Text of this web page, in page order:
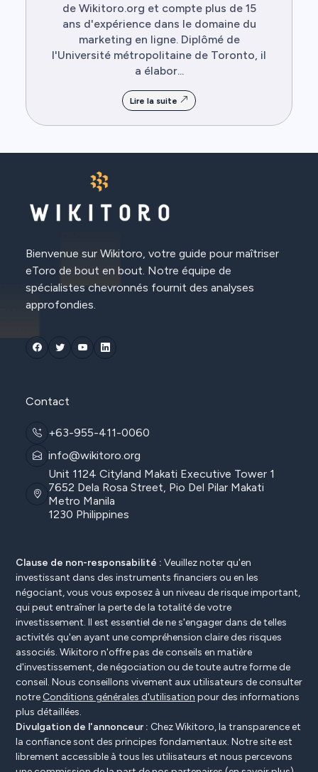
de Wikitoro.org et compte plus de 15
ans d'expérience dans le domaine du
marketing en ligne. Diplômé de
l'Université métropolitaine de Toronto, il
a élabor...
Lire la suite
Bienvenue sur Wikitoro, votre guide pour maîtriser
eToro de bout en bout. Notre équipe de
spécialistes chevronnés fournit des analyses
approfondies.
Contact
+63-955-411-0060
info@wikitoro.org
Unit 1124 Cityland Makati Executive Tower 1
7652 Dela Rosa Street, Pio Del Pilar Makati
Metro Manila
1230 Philippines
Clause de non-responsabilité : Veuillez noter qu'en
investissant dans des instruments financiers ou en les
négociant, vous vous exposez à un niveau de risque important,
qui peut entraîner la perte de la totalité de votre
investissement. Il est essentiel de ne s'engager dans de telles
activités qu'en ayant une compréhension claire des risques
associés. Wikitoro n'offre pas de conseils en matière
d'investissement, de négociation ou de toute autre forme de
conseil. Nous conseillons vivement aux utilisateurs de consulter
notre Conditions générales d'utilisation pour des informations
plus détaillées.
Divulgation de l'annonceur : Chez Wikitoro, la transparence et
la confiance sont des principes fondamentaux. Notre site est
librement accessible à tous les utilisateurs et nous percevons